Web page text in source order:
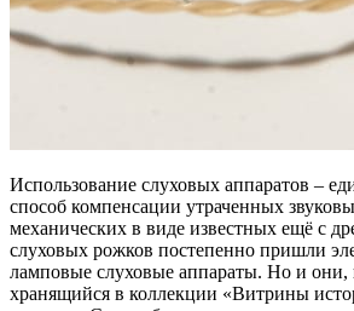
Использование слуховых аппаратов –
способ компенсации утраченных
механических в виде известных ещё с
слуховых рожков постепенно пришли
ламповые слуховые аппараты. Но и они,
хранящийся в коллекции «Витрины